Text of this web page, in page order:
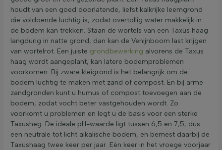
houdt van een goed doorlatende, liefst kalkrijke leemgrond
die voldoende luchtig is, zodat overtollig water makkelijk in
de bodem kan trekken. Staan de wortels van een Taxus haag
langdurig in natte grond, dan kan de Venijnboom last krijgen
van wortelrot. Een juiste grondbewerking alvorens de Taxus
haag wordt aangeplant, kan latere bodemproblemen
voorkomen. Bij zware kleigrond is het belangrijk om de
bodem luchtig te maken met zand of compost. En bij arme
zandgronden kunt u humus of compost toevoegen aan de
bodem, zodat vocht beter vastgehouden wordt. Zo
voorkomt u problemen en legt u de basis voor een sterke
Taxusheg. De ideale pH-waarde ligt tussen 6,5 en 7,5, dus
een neutrale tot licht alkalische bodem, en bemest daarbij de
Taxushaag twee keer per jaar. Eén keer in het vroege voorjaar